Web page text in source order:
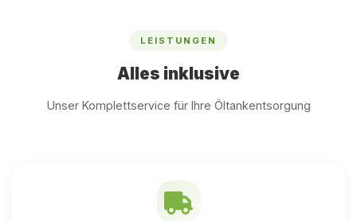
LEISTUNGEN
Alles inklusive
Unser Komplettservice für Ihre Öltankentsorgung